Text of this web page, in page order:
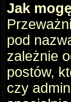
Jak
pod
zależnie
postów,
czy